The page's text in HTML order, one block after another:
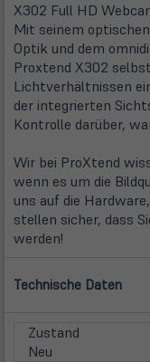
X302 Full HD
Mit seinem
Optik und dem
Proxtend X302
Lichtverhältnissen
der integrierten
Kontrolle darüber,
Wir bei ProXtend
wenn es um die
uns auf die
stellen sicher, dass
werden!
Technische Daten
Zustand
Neu